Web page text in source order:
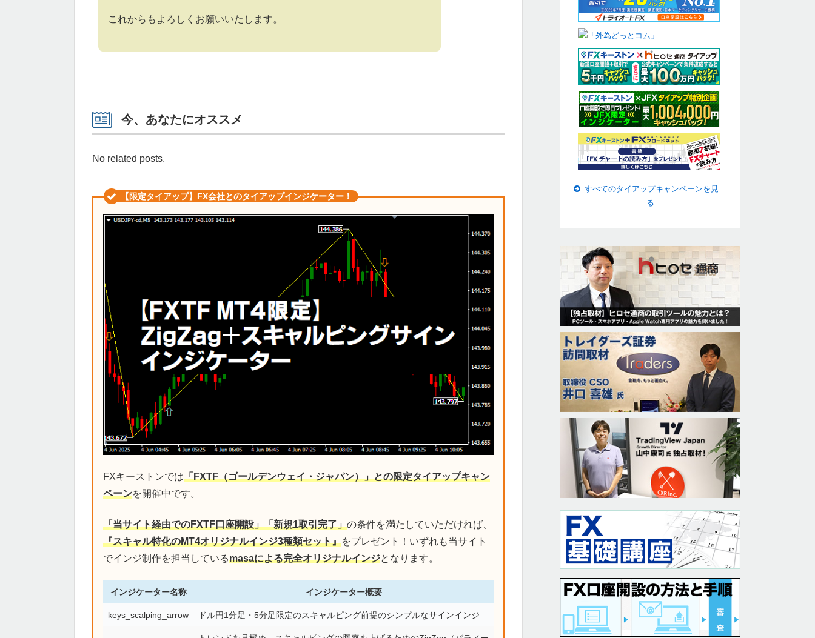
これからもよろしくお願いいたします。
今、あなたにオススメ
No related posts.
【限定タイアップ】FX会社とのタイアップインジケーター！
FXキーストンでは「FXTF（ゴールデンウェイ・ジャパン）」との限定タイアップキャン
ペーンを開催中です。
「当サイト経由でのFXTF口座開設」「新規1取引完了」の条件を満たしていただければ、
『スキャル特化のMT4オリジナルインジ3種類セット』をプレゼント！いずれも当サイト
でインジ制作を担当しているmasaによる完全オリジナルインジとなります。
インジケーター名称 インジケーター概要
keys_scalping_arrow ドル円1分足・5分足限定のスキャルピング前提のシンプルなサインインジ
すべてのタイアップキャンペーンを見
る